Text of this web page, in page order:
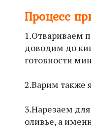
Процесс
1.Отвариваем
доводим до
готовности
2.Варим также
3.Нарезаем
оливье, а